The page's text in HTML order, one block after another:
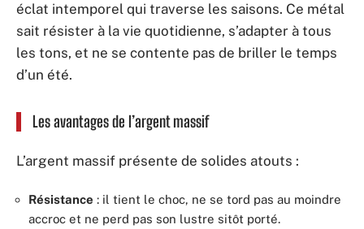
éclat intemporel qui traverse les saisons. Ce métal
sait résister à la vie quotidienne, s’adapter à tous
les tons, et ne se contente pas de briller le temps
d’un été.
Les avantages de l’argent massif
L’argent massif présente de solides atouts :
Résistance : il tient le choc, ne se tord pas au moindre
accroc et ne perd pas son lustre sitôt porté.